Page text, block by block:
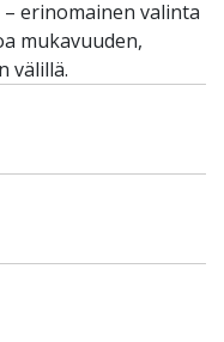
erinomainen valinta
mukavuuden,
välillä.